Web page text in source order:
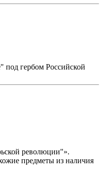
гербом Российской
революции"».
предметы из наличия